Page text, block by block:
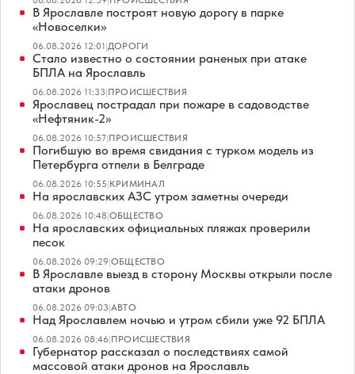
В Ярославле построят новую дорогу в парке
«Новоселки»
06.08.2026 12:01|ДОРОГИ
Стало известно о состоянии раненых при атаке
БПЛА на Ярославль
06.08.2026 11:33|ПРОИСШЕСТВИЯ
Ярославец пострадал при пожаре в садоводстве
«Нефтяник-2»
06.08.2026 10:57|ПРОИСШЕСТВИЯ
Погибшую во время свидания с турком модель из
Петербурга отпели в Белграде
06.08.2026 10:55|КРИМИНАЛ
На ярославских АЗС утром заметны очереди
06.08.2026 10:48|ОБЩЕСТВО
На ярославских официальных пляжах проверили
песок
06.08.2026 09:29|ОБЩЕСТВО
В Ярославле выезд в сторону Москвы открыли после
атаки дронов
06.08.2026 09:03|АВТО
Над Ярославлем ночью и утром сбили уже 92 БПЛА
06.08.2026 08:46|ПРОИСШЕСТВИЯ
Губернатор рассказал о последствиях самой
массовой атаки дронов на Ярославль